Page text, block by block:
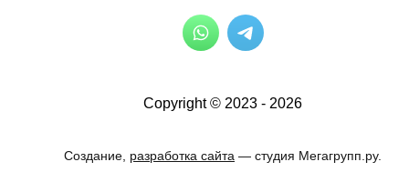
Copyright © 2023 - 2026
Создание, разработка сайта — студия Мегагрупп.ру.